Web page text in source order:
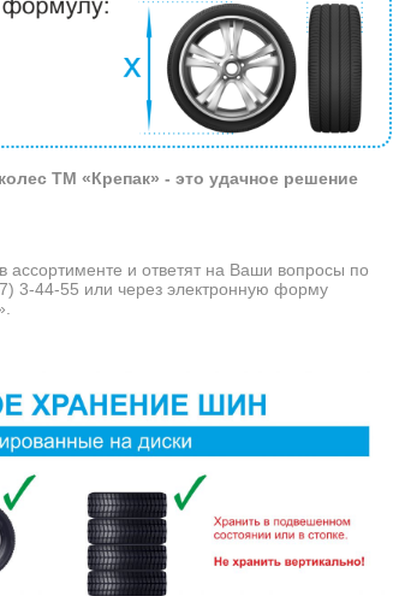
ТМ «Крепак» - это удачное решение
ассортименте и ответят на Ваши вопросы по
3-44-55 или через электронную форму